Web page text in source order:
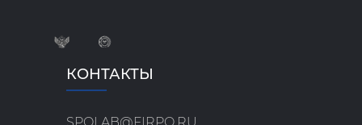
КОНТАКТЫ
SPOLAB@FIRPO.RU